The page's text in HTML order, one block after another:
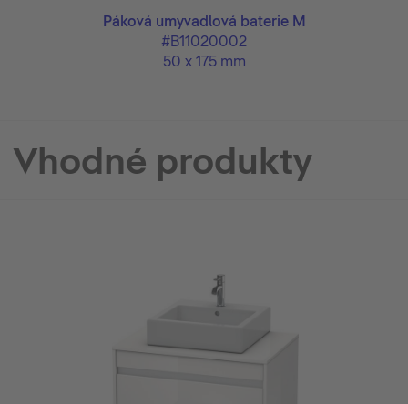
Páková umyvadlová baterie M
#B11020002
50 x 175 mm
Vhodné produkty